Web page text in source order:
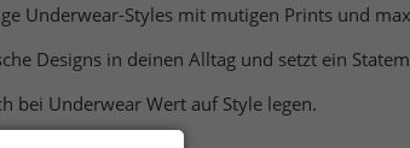
Underwear-Styles mit mutigen Prints und
Designs in deinen Alltag und setzt ein
bei Underwear Wert auf Style legen.